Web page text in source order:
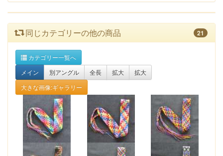
同じカテゴリーの他の商品 21
カテゴリー一覧へ
メイン
別アングル 全長 拡大
拡大
大きな画像:ギャラリー